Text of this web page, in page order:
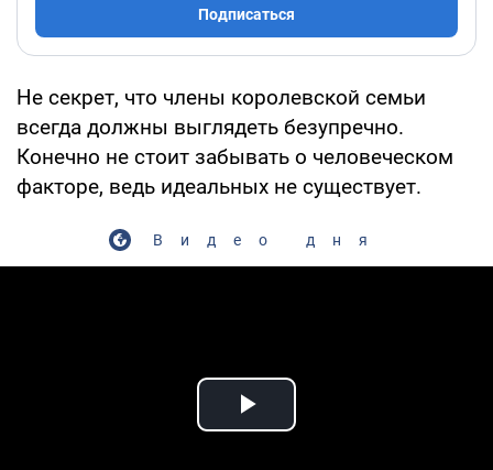
Подписаться
Не секрет, что члены королевской семьи
всегда должны выглядеть безупречно.
Конечно не стоит забывать о человеческом
факторе, ведь идеальных не существует.
Видео дня
Play Video